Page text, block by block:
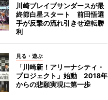
川崎ブレイブサンダースが最
終節白星スタート 前田悟選
手が反撃の流れ引きせ逆転勝
利
見る・遊ぶ
「川崎新！アリーナシティ・
プロジェクト」始動 2018年
からの悲願実現に第一歩